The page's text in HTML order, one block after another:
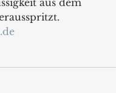
aus dem